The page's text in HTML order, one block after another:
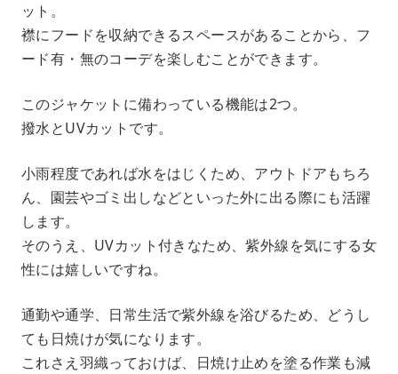
ット。
襟にフードを収納できるスペースがあることから、フ
ード有・無のコーデを楽しむことができます。
このジャケットに備わっている機能は2つ。
撥水とUVカットです。
小雨程度であれば水をはじくため、アウトドアもちろ
ん、園芸やゴミ出しなどといった外に出る際にも活躍
します。
そのうえ、UVカット付きなため、紫外線を気にする女
性には嬉しいですね。
通勤や通学、日常生活で紫外線を浴びるため、どうし
ても日焼けが気になります。
これさえ羽織っておけば、日焼け止めを塗る作業も減